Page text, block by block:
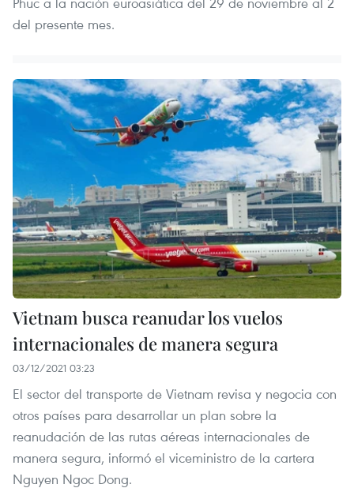
del presente mes.
Vietnam busca reanudar los vuelos
internacionales de manera segura
03/12/2021 03:23
El sector del transporte de Vietnam revisa y negocia con
otros países para desarrollar un plan sobre la
reanudación de las rutas aéreas internacionales de
manera segura, informó el viceministro de la cartera
Nguyen Ngoc Dong.